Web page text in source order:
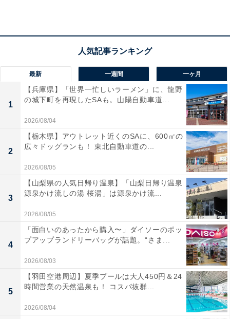
かし、若い世代からは「おばさん」に見えてしまうこと
さらに、「おばさんぽい」と感じるLINEの絵文字を聞い
たところ、
「『笑った顔の絵文字を多用しているとおばさんぽ
い』と娘によく言われています」
と回答。シンプルで使用しやすい、顔の絵文字。です
が、種類と数によっては「おばさん」と思われる原因に
「おばさんぽい」と感じる文面の特徴については、
「『よろしくねぇ』『ぁりがとう』とたびたび小文
字を使っていると、無理してかわいく見せようとし
ている感じがします。また、文章が長いのもおばさ
んぽいと娘に言われてから一つ一つの返信は短めに
最新 一週間 一ヶ月
1
【兵庫県】「世界一忙しいラーメン」に、龍野
の城下町を再現したSAも。山陽自動車道...
2026/08/04
2
【栃木県】アウトレット近くのSAに、600㎡の
広々ドッグランも！ 東北自動車道の...
2026/08/05
3
【山梨県の人気日帰り温泉】「山梨日帰り温泉
源泉かけ流しの湯 桜湯」は源泉かけ流...
2026/08/05
4
「面白いのあったから購入〜」ダイソーのポッ
プアップランドリーバッグが話題。“さま...
2026/08/03
5
【羽田空港周辺】夏季プールは大人450円＆24
時間営業の天然温泉も！ コスパ抜群...
2026/08/04